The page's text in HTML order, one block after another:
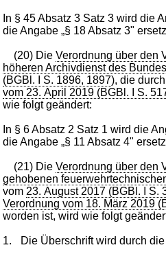
In § 45 Absatz 3 Satz 3 wird die
die Angabe „§ 18 Absatz 3"
(20) DieVerordnung über den
höheren Archivdienst des Bundes
(BGBl. I S. 1896, 1897), die
vom 23. April 2019 (BGBl. I S.
wie folgt geändert:
In § 6 Absatz 2 Satz 1 wird die
die Angabe „§ 11 Absatz 4"
(21) DieVerordnung über den
gehobenen
vom 23. August 2017 (BGBl. I S.
Verordnung vom 18. März 2019
worden ist, wird wie folgt
1. Die Überschrift wird durch